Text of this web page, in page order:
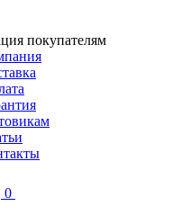
покупателям
0